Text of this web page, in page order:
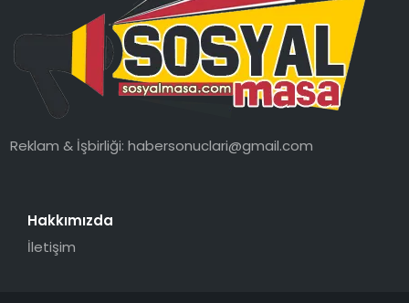
Reklam & İşbirliği:habersonuclari@gmail.com
Hakkımızda
İletişim